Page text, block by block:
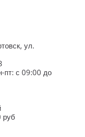
ул.
пт: с 09:00 до
руб